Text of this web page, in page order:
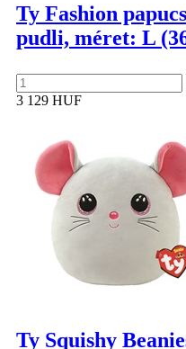
Ty Fashion
pudli, méret: L
3 129 HUF
Ty Squishy